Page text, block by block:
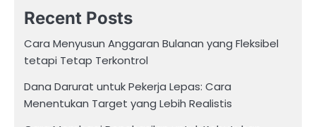
Recent Posts
Cara Menyusun Anggaran Bulanan yang Fleksibel
tetapi Tetap Terkontrol
Dana Darurat untuk Pekerja Lepas: Cara
Menentukan Target yang Lebih Realistis